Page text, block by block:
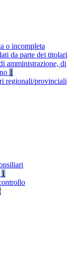
o incompleta
da parte dei titolari
amministrazione, di
1
regionali/provinciali
1